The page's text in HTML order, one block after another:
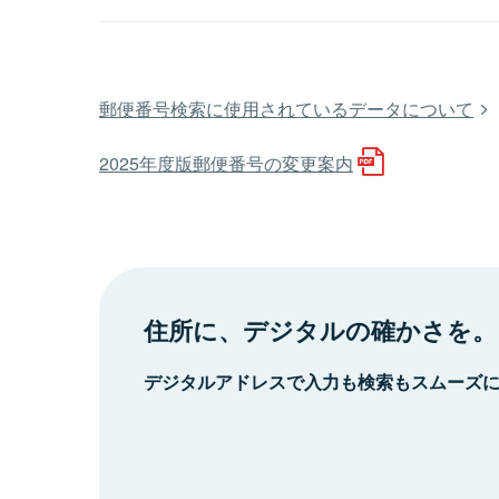
郵便番号検索に使用されているデータについて
2025年度版郵便番号の変更案内
住所に、デジタルの確かさを。
デジタルアドレスで入力も検索もスムーズ